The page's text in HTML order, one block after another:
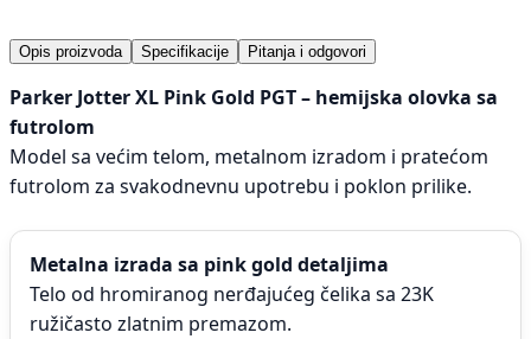
Opis proizvoda Specifikacije Pitanja i odgovori
Parker Jotter XL Pink Gold PGT – hemijska olovka sa
futrolom
Model sa većim telom, metalnom izradom i pratećom
futrolom za svakodnevnu upotrebu i poklon prilike.
Metalna izrada sa pink gold detaljima
Telo od hromiranog nerđajućeg čelika sa 23K
ružičasto zlatnim premazom.